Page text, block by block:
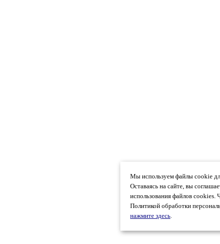
Мы используем файлы cookie
Оставаясь на сайте, вы
использования файлов cookies.
Политикой обработки
нажмите здесь.